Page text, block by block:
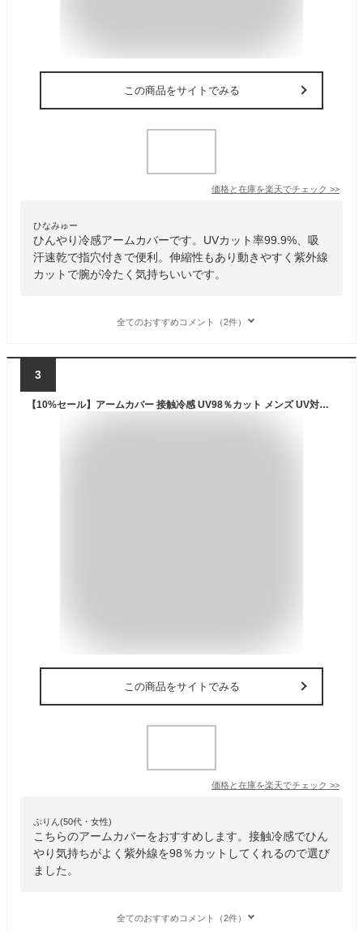
この商品をサイトでみる
価格と在庫を楽天でチェック >>
ひなみゅー
ひんやり冷感アームカバーです。UVカット率99.9%、吸
汗速乾で指穴付きで便利。伸縮性もあり動きやすく紫外線
カットで腕が冷たく気持ちいいです。
全てのおすすめコメント（2件）
3
【10%セール】アームカバー 接触冷感 UV98％カット メンズ UV対策 日焼け対策 ラッシュガード ロング 手袋 指穴 夏 スポーツ アウトドア 吸水速乾 UPF50+ 日焼け止め 腕カバー
この商品をサイトでみる
価格と在庫を楽天でチェック >>
ぷりん(50代・女性)
こちらのアームカバーをおすすめします。接触冷感でひん
やり気持ちがよく紫外線を98％カットしてくれるので選び
ました。
全てのおすすめコメント（2件）